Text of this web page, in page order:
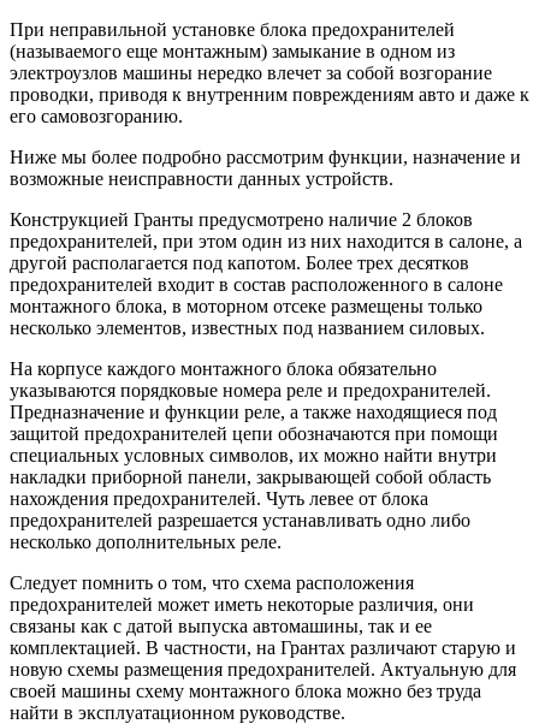
При неправильной установке блока предохранителей
(называемого еще монтажным) замыкание в одном из
электроузлов машины нередко влечет за собой возгорание
проводки, приводя к внутренним повреждениям авто и даже к
его самовозгоранию.
Ниже мы более подробно рассмотрим функции, назначение и
возможные неисправности данных устройств.
Конструкцией Гранты предусмотрено наличие 2 блоков
предохранителей, при этом один из них находится в салоне, а
другой располагается под капотом. Более трех десятков
предохранителей входит в состав расположенного в салоне
монтажного блока, в моторном отсеке размещены только
несколько элементов, известных под названием силовых.
На корпусе каждого монтажного блока обязательно
указываются порядковые номера реле и предохранителей.
Предназначение и функции реле, а также находящиеся под
защитой предохранителей цепи обозначаются при помощи
специальных условных символов, их можно найти внутри
накладки приборной панели, закрывающей собой область
нахождения предохранителей. Чуть левее от блока
предохранителей разрешается устанавливать одно либо
несколько дополнительных реле.
Следует помнить о том, что схема расположения
предохранителей может иметь некоторые различия, они
связаны как с датой выпуска автомашины, так и ее
комплектацией. В частности, на Грантах различают старую и
новую схемы размещения предохранителей. Актуальную для
своей машины схему монтажного блока можно без труда
найти в эксплуатационном руководстве.